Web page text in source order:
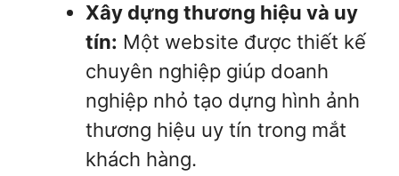
Xây dựng thương hiệu và uy
tín: Một website được thiết kế
chuyên nghiệp giúp doanh
nghiệp nhỏ tạo dựng hình ảnh
thương hiệu uy tín trong mắt
khách hàng.